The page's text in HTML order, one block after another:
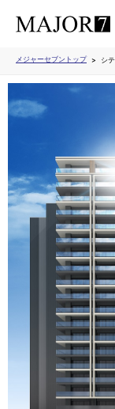
メジャーセブントップ シ